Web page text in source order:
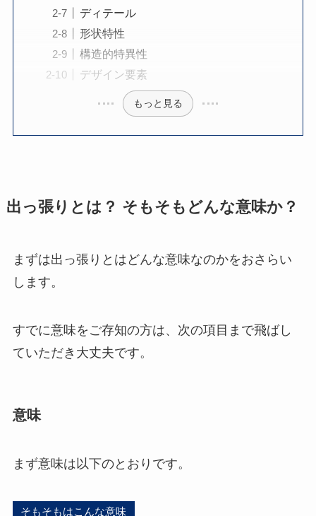
ディテール
形状特性
構造的特異性
デザイン要素
もっと見る
出っ張りとは？ そもそもどんな意味か？
まずは出っ張りとはどんな意味なのかをおさらい
します。
すでに意味をご存知の方は、次の項目まで飛ばし
ていただき大丈夫です。
意味
まず意味は以下のとおりです。
そもそもはこんな意味